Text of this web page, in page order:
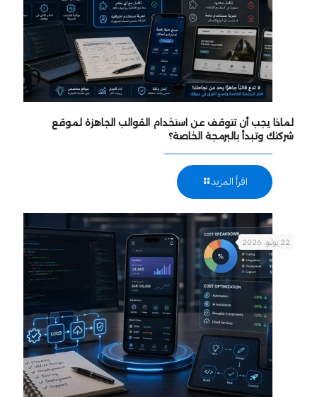
لماذا يجب أن تتوقف عن استخدام القوالب الجاهزة لموقع
شركتك وتبدأ بالبرمجة الخاصة؟
اقرأ المزيد
22 يوليو، 2026